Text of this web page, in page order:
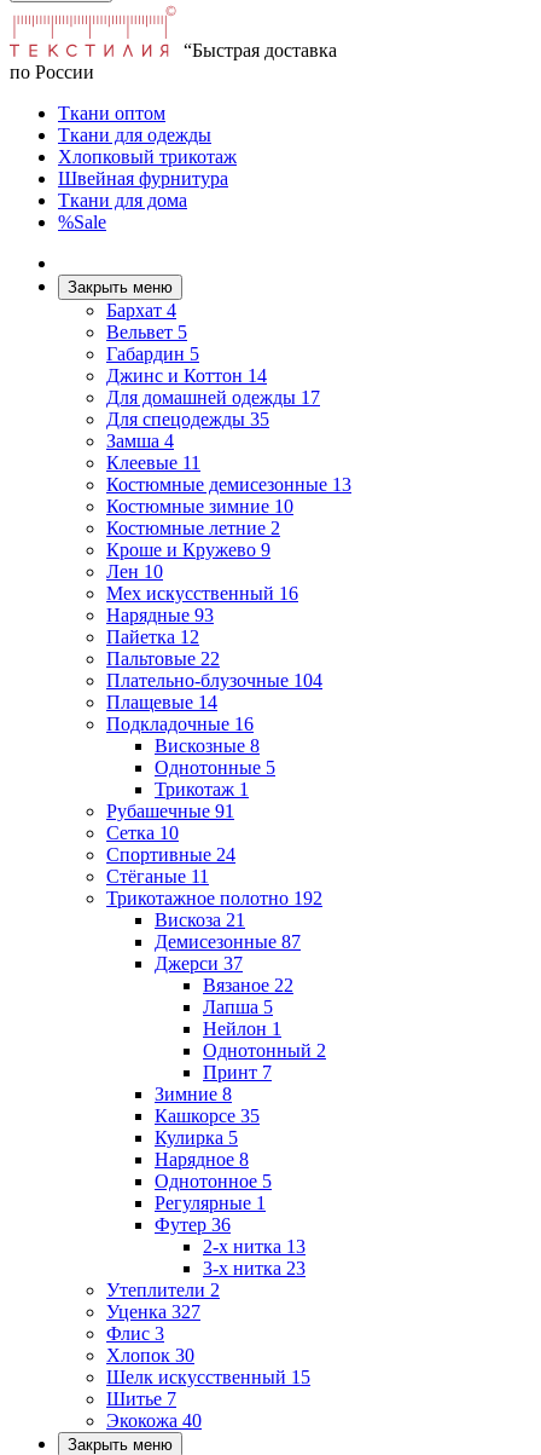
“Быстрая доставка
по России
Ткани оптом
Ткани для одежды
Хлопковый трикотаж
Швейная фурнитура
Ткани для дома
%Sale
Закрыть меню
Бархат 4
Вельвет 5
Габардин 5
Джинс и Коттон 14
Для домашней одежды 17
Для спецодежды 35
Замша 4
Клеевые 11
Костюмные демисезонные 13
Костюмные зимние 10
Костюмные летние 2
Кроше и Кружево 9
Лен 10
Мех искусственный 16
Нарядные 93
Пайетка 12
Пальтовые 22
Плательно-блузочные 104
Плащевые 14
Подкладочные 16
Вискозные 8
Однотонные 5
Трикотаж 1
Рубашечные 91
Сетка 10
Спортивные 24
Стёганые 11
Трикотажное полотно 192
Вискоза 21
Демисезонные 87
Джерси 37
Вязаное 22
Лапша 5
Нейлон 1
Однотонный 2
Принт 7
Зимние 8
Кашкорсе 35
Кулирка 5
Нарядное 8
Однотонное 5
Регулярные 1
Футер 36
2-х нитка 13
3-х нитка 23
Утеплители 2
Уценка 327
Флис 3
Хлопок 30
Шелк искусственный 15
Шитье 7
Экокожа 40
Закрыть меню